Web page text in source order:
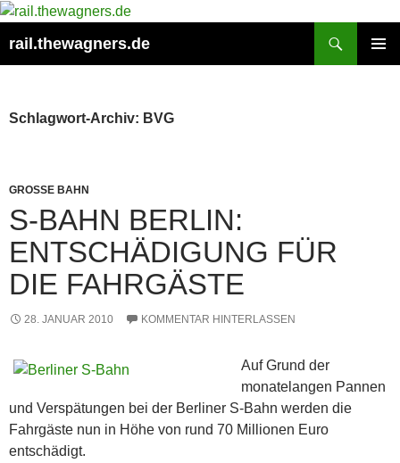
Zum
springen
rail.thewagners.de
Schlagwort-Archiv: BVG
GROSSE BAHN
S-BAHN BERLIN:
ENTSCHÄDIGUNG FÜR
DIE FAHRGÄSTE
28. JANUAR 2010 KOMMENTAR HINTERLASSEN
Auf Grund der
monatelangen Pannen
und Verspätungen bei der Berliner S-Bahn werden die
Fahrgäste nun in Höhe von rund 70 Millionen Euro
entschädigt.